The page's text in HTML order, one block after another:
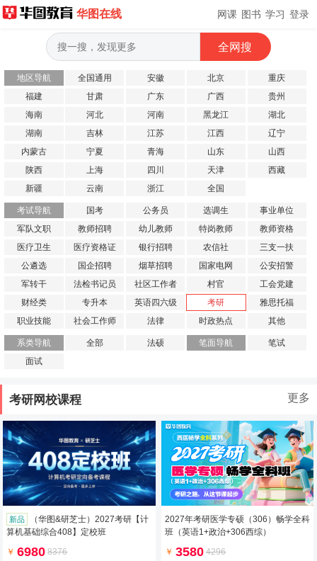
华图在线 网课 图书 学习 登录
地区导航 全国通用 安徽 北京
重庆
福建
甘肃 广东 广西
贵州
海南
河北 河南 黑龙江
湖北
湖南
吉林 江苏 江西
辽宁
内蒙古
宁夏 青海 山东
山西
陕西
上海 四川 天津
西藏
新疆
云南 浙江 全国
考试导航 国考 公务员 选调生
事业单位
军队文职
教师招聘 幼儿教师 特岗教师
教师资格
医疗卫生
医疗资格证 银行招聘 农信社
三支一扶
公遴选
国企招聘 烟草招聘 国家电网
公安招警
军转干
法检书记员 社区工作者 村官
工会党建
财经类
专升本 英语四六级 考研
雅思托福
职业技能
社会工作师 法律 时政热点 其他
系类导航 全部 法硕 笔面导航
笔试
面试
更多
考研网校课程
新品
（华图&研芝士）2027考研【计
算机基础综合408】定校班
￥ 6980 8376
2027年考研医学专硕（306）畅学全科
班（英语1+政治+306西综）
￥ 3580 4296